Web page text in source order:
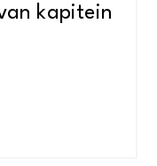
kapitein